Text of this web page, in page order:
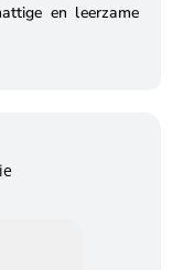
en leerzame